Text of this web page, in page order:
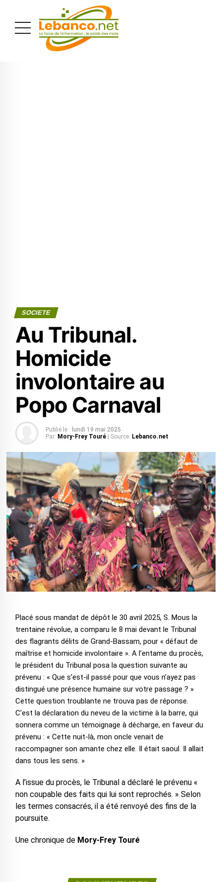
SOCIETE
Au Tribunal.
Homicide
involontaire au
Popo Carnaval
Publié le : lundi 19 mai 2025
Par: Mory-Frey Touré | Source: Lebanco.net
Placé sous mandat de dépôt le 30 avril 2025, S. Mous la
trentaine révolue, a comparu le 8 mai devant le Tribunal
des flagrants délits de Grand-Bassam, pour « défaut de
maîtrise et homicide involontaire ». A l’entame du procès,
le président du Tribunal posa la question suivante au
prévenu : « Que s’est-il passé pour que vous n’ayez pas
distingué une présence humaine sur votre passage ? »
Cette question troublante ne trouva pas de réponse.
C’est la déclaration du neveu de la victime à la barre, qui
sonnera comme un témoignage à décharge, en faveur du
prévenu : « Cette nuit-là, mon oncle venait de
raccompagner son amante chez elle. Il était saoul. Il allait
dans tous les sens. »
A l’issue du procès, le Tribunal a déclaré le prévenu «
non coupable des faits qui lui sont reprochés. » Selon
les termes consacrés, il a été renvoyé des fins de la
poursuite.
Une chronique de Mory-Frey Touré